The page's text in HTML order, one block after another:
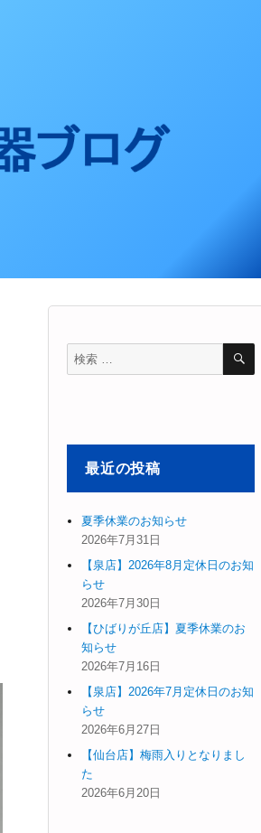
検
索
検
最近の投稿
夏季休業のお知らせ
2026年7月31日
【泉店】2026年8月定休日のお知
らせ
2026年7月30日
【ひばりが丘店】夏季休業のお
知らせ
2026年7月16日
【泉店】2026年7月定休日のお知
らせ
2026年6月27日
【仙台店】梅雨入りとなりまし
た
2026年6月20日